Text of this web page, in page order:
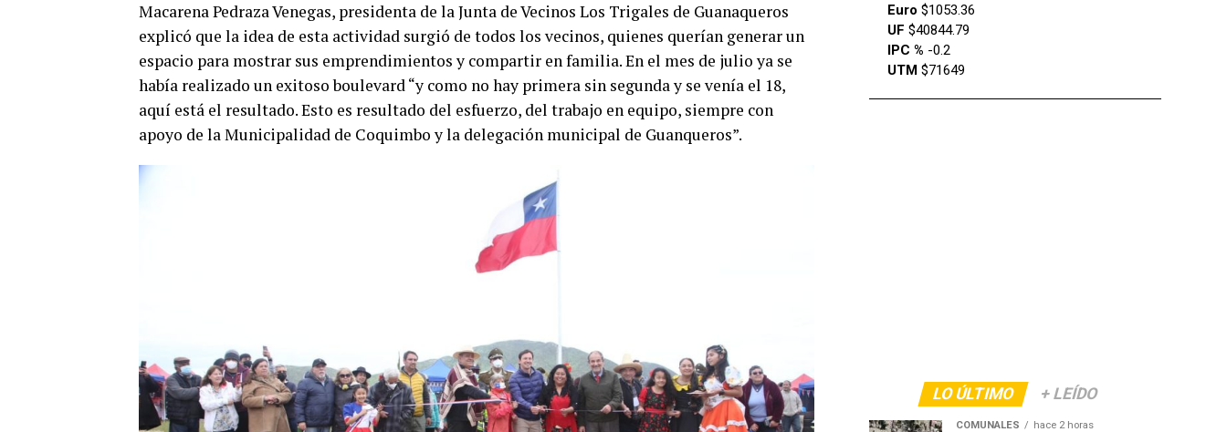
Macarena Pedraza Venegas, presidenta de la Junta de Vecinos Los Trigales de Guanaqueros
explicó que la idea de esta actividad surgió de todos los vecinos, quienes querían generar un
espacio para mostrar sus emprendimientos y compartir en familia. En el mes de julio ya se
había realizado un exitoso boulevard “y como no hay primera sin segunda y se venía el 18,
aquí está el resultado. Esto es resultado del esfuerzo, del trabajo en equipo, siempre con
apoyo de la Municipalidad de Coquimbo y la delegación municipal de Guanqueros”.
Euro $1053.36
UF $40844.79
IPC % -0.2
UTM $71649
LO ÚLTIMO + LEÍDO
COMUNALES hace 2 horas